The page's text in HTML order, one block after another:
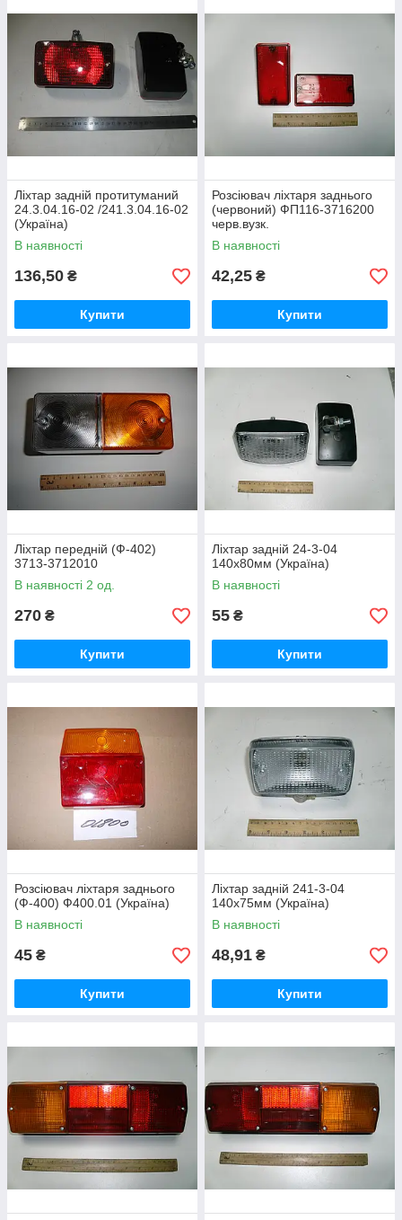
Ліхтар задній протитуманий
24.3.04.16-02 /241.3.04.16-02
(Україна)
В наявності
136,50 ₴
Купити
Розсіювач ліхтаря заднього
(червоний) ФП116-3716200
черв.вузк.
В наявності
42,25 ₴
Купити
Ліхтар передній (Ф-402)
3713-3712010
В наявності 2 од.
270 ₴
Купити
Ліхтар задній 24-3-04
140х80мм (Україна)
В наявності
55 ₴
Купити
Розсіювач ліхтаря заднього
(Ф-400) Ф400.01 (Україна)
В наявності
45 ₴
Купити
Ліхтар задній 241-3-04
140х75мм (Україна)
В наявності
48,91 ₴
Купити